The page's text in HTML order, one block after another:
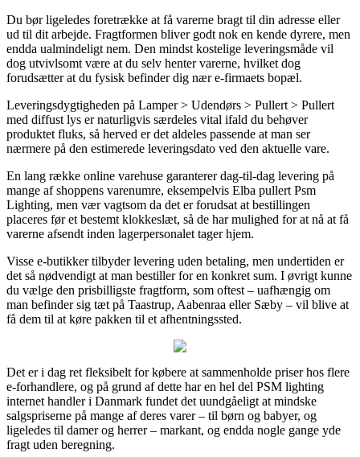
Du bør ligeledes foretrække at få varerne bragt til din adresse eller
ud til dit arbejde. Fragtformen bliver godt nok en kende dyrere, men
endda ualmindeligt nem. Den mindst kostelige leveringsmåde vil
dog utvivlsomt være at du selv henter varerne, hvilket dog
forudsætter at du fysisk befinder dig nær e-firmaets bopæl.
Leveringsdygtigheden på Lamper > Udendørs > Pullert > Pullert
med diffust lys er naturligvis særdeles vital ifald du behøver
produktet fluks, så herved er det aldeles passende at man ser
nærmere på den estimerede leveringsdato ved den aktuelle vare.
En lang række online varehuse garanterer dag-til-dag levering på
mange af shoppens varenumre, eksempelvis Elba pullert Psm
Lighting, men vær vagtsom da det er forudsat at bestillingen
placeres før et bestemt klokkeslæt, så de har mulighed for at nå at få
varerne afsendt inden lagerpersonalet tager hjem.
Visse e-butikker tilbyder levering uden betaling, men undertiden er
det så nødvendigt at man bestiller for en konkret sum. I øvrigt kunne
du vælge den prisbilligste fragtform, som oftest – uafhængig om
man befinder sig tæt på Taastrup, Aabenraa eller Sæby – vil blive at
få dem til at køre pakken til et afhentningssted.
Det er i dag ret fleksibelt for købere at sammenholde priser hos flere
e-forhandlere, og på grund af dette har en hel del PSM lighting
internet handler i Danmark fundet det uundgåeligt at mindske
salgspriserne på mange af deres varer – til børn og babyer, og
ligeledes til damer og herrer – markant, og endda nogle gange yde
fragt uden beregning.